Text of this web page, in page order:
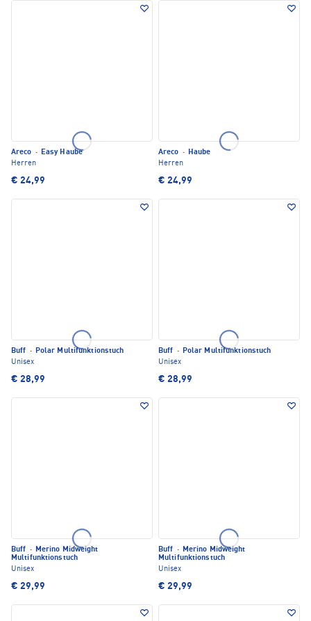
Areco · Easy Haube
Herren
€ 24,99
Areco · Haube
Herren
€ 24,99
Buff · Polar Multifunktionstuch
Unisex
€ 28,99
Buff · Polar Multifunktionstuch
Unisex
€ 28,99
Buff · Merino Midweight
Multifunktionstuch
Unisex
€ 29,99
Buff · Merino Midweight
Multifunktionstuch
Unisex
€ 29,99